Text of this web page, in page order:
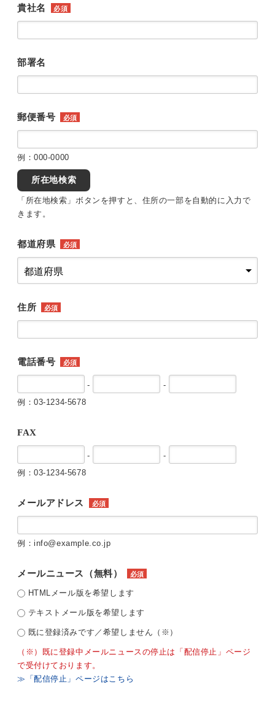
貴社名 必須
部署名
郵便番号 必須
例：000-0000
所在地検索
「所在地検索」ボタンを押すと、住所の一部を自動的に入力で
きます。
都道府県 必須
住所 必須
電話番号 必須
-
-
例：03-1234-5678
FAX
-
-
例：03-1234-5678
メールアドレス 必須
例：info@example.co.jp
メールニュース（無料） 必須
HTMLメール版を希望します
テキストメール版を希望します
既に登録済みです／希望しません（※）
（※）既に登録中メールニュースの停止は「配信停止」ページ
で受付けております。
≫「配信停止」ページはこちら